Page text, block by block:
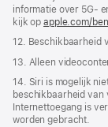
informatie over 5G-
kijk opapple.com/
12. Beschikbaarheid
13. Alleen
14. Siri is mogelijk
beschikbaarheid van
Internettoegang is
worden gebracht.